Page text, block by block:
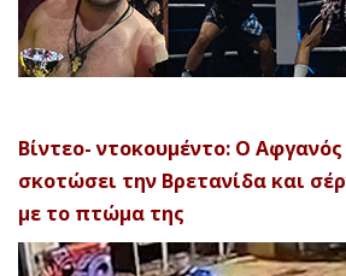
Βίντεο- ντοκουμέντο: Ο Αφγανός
σκοτώσει την Βρετανίδα και
με το πτώμα της